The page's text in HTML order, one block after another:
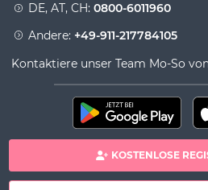
KOSTENLOSE
DE, AT, CH: 0800-6011960
Andere: +49-911-217784105
Kontaktiere unser Team Mo-So
100% sichere Zahlung